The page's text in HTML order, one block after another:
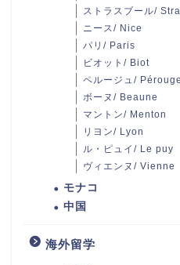
ストラスブール/
ニース/ Nice
パリ/ Paris
ビオット/ Biot
ペルージュ/
ボーヌ/ Beaune
マントン/ Menton
リヨン/ Lyon
ル・ピュイ/ Le puy
ヴィエンヌ/ Vienne
モナコ
中国
海外留学